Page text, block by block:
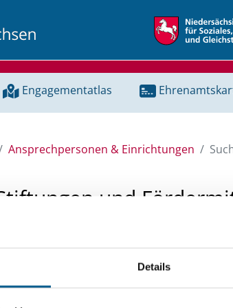
Details
Engagementatlas
Ansprechpersonen & Einrichtungen
und
und Stiftungsdatenbank